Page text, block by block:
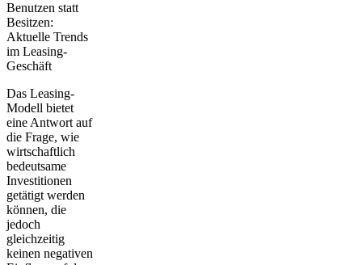
Benutzen statt
Besitzen:
Aktuelle Trends
im Leasing-
Geschäft
Das Leasing-
Modell bietet
eine Antwort auf
die Frage, wie
wirtschaftlich
bedeutsame
Investitionen
getätigt werden
können, die
jedoch
gleichzeitig
keinen negativen